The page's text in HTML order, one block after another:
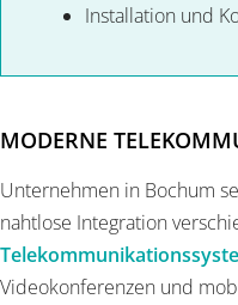
Installation und
MODERNE
Unternehmen in Bochum
nahtlose Integration
Videokonferenzen und